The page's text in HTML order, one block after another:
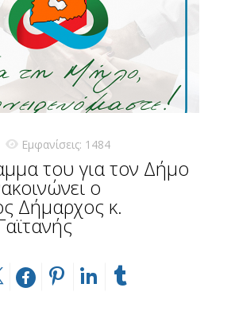
Εμφανίσεις: 1484
του για τον Δήμο
ο
Δήμαρχος κ.